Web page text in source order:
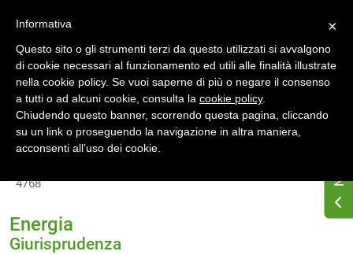
Home
Osservatorio di normativa energetica
Normativa energetica nazionale
4768
Energia
Giurisprudenza
×
Informativa
Questo sito o gli strumenti terzi da questo utilizzati si avvalgono
di cookie necessari al funzionamento ed utili alle finalità illustrate
nella cookie policy. Se vuoi saperne di più o negare il consenso
a tutti o ad alcuni cookie, consulta la cookie policy.
Chiudendo questo banner, scorrendo questa pagina, cliccando
su un link o proseguendo la navigazione in altra maniera,
acconsenti all’uso dei cookie.